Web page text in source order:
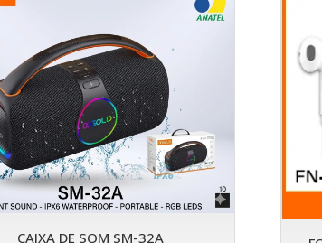
CAIXA DE SOM SM-32A